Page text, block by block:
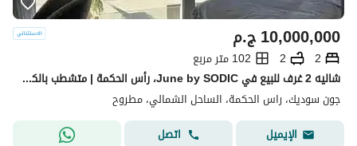
ج.م10,000,000
2
2
102 متر مربع
شاليه 2 غرف للبيع في June by SODIC، رأس الحكمة | متشطب بالكامل بالمكيفات | جاهز للاستلام
جون سوديك، راس الحكمة، الساحل الشمالي، مطروح
الإيميل
اتصل